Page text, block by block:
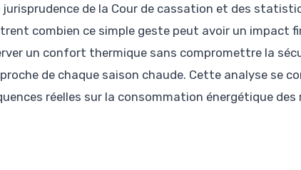
de la Cour de cassation et des
combien ce simple geste peut avoir un impact
un confort thermique sans compromettre la
de chaque saison chaude. Cette analyse se
réelles sur la consommation énergétique des